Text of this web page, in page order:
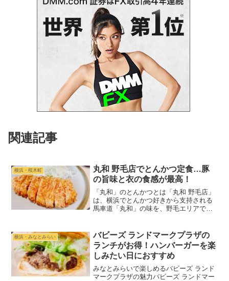
関連記事
横浜・桜木町
丸和 野毛店でとんかつ定食…豚
の旨味と衣の食感が最高！
「丸和」のとんかつとは「丸和 野毛店」
は、横浜でとんかつ好きから支持される
馬車道「丸和」の味を、野毛エリアでラ
す。）ロースの厚みと肉の旨みがしっか
りしていながら、衣...
横浜・みなとみらい
バビーズ ランドマークプラザの
ランチがお得！ハンバーガーを楽
しみたい日におすすめ
みなとみらいで楽しめるバビーズ ランド
マークプラザの魅力バビーズ ランドマー